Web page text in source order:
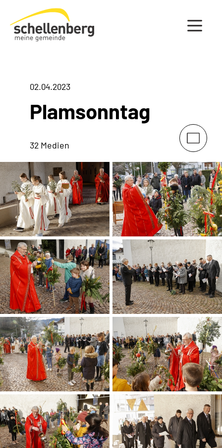
Gemeinde Schellenberg Startseite
02.04.2023
Plamsonntag
32 Medien